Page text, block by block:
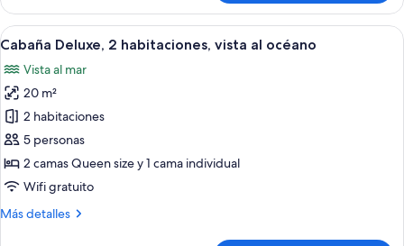
océano
Deluxe,
habitaciones,
al
océano
Ver
todas
las
fotos
de
Cabaña
Deluxe,
2
habitaciones,
vista
Un dormitorio con cama, mesitas
6
Cabaña Deluxe, 2 habitaciones, vista al océano
Vista al mar
20 m²
2 habitaciones
5 personas
2 camas Queen size y 1 cama individual
Wifi gratuito
Más detalles
Más